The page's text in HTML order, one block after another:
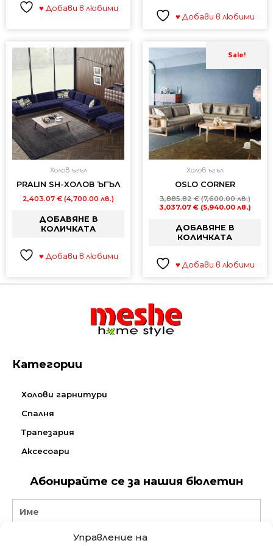
Управление на
♥ Добави в любими
♥ Добави в любими
Холов ъгъл
PRALIN SH-ХОЛОВ ЪГЪЛ
2,403.07 € (4,700.00 лв.)
ДОБАВЯНЕ В
КОЛИЧКАТА
♥ Добави в любими
Sale!
Холов ъгъл
OSLO CORNER
3,885.82€ (7,600.00 лв.)
лв.).
3,037.07€ (5,940.00 лв.)
лв.).
ДОБАВЯНЕ В
КОЛИЧКАТА
♥ Добави в любими
Категории
Холови гарнитури
Спалня
Трапезария
Аксесоари
Абонирайте се за нашия бюлетин